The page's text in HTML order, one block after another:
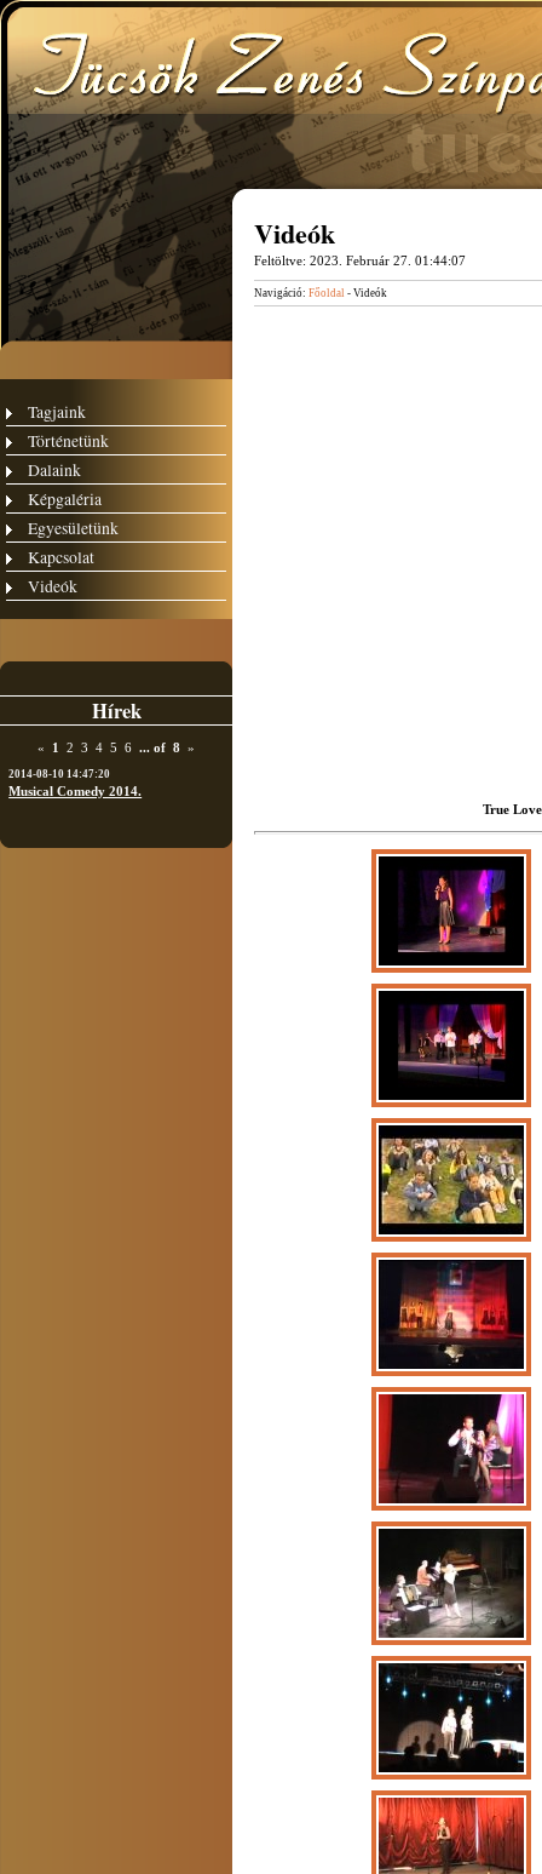
Tagjaink
Történetünk
Dalaink
Képgaléria
Egyesületünk
Kapcsolat
Videók
Hírek
« 1 2 3 4 5 6 ... of 8 »
2014-08-10 14:47:20
Musical Comedy 2014.
Videók
Feltöltve: 2023. Február 27. 01:44:07
Navigáció: Főoldal - Videók
True